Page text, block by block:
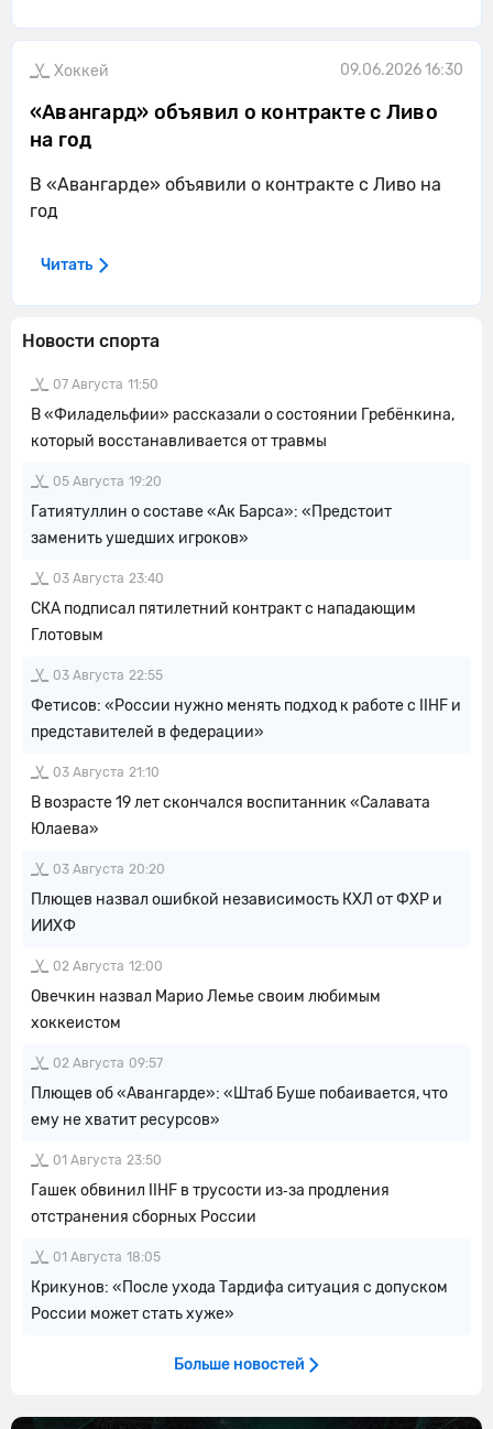
Новости спорта
07 Августа 11:50
В «Филадельфии» рассказали о состоянии Гребёнкина,
который восстанавливается от травмы
05 Августа 19:20
Гатиятуллин о составе «Ак Барса»: «Предстоит
заменить ушедших игроков»
03 Августа 23:40
СКА подписал пятилетний контракт с нападающим
Глотовым
03 Августа 22:55
Фетисов: «России нужно менять подход к работе с IIHF и
представителей в федерации»
03 Августа 21:10
В возрасте 19 лет скончался воспитанник «Салавата
Юлаева»
03 Августа 20:20
Плющев назвал ошибкой независимость КХЛ от ФХР и
ИИХФ
02 Августа 12:00
Овечкин назвал Марио Лемье своим любимым
хоккеистом
02 Августа 09:57
Плющев об «Авангарде»: «Штаб Буше побаивается, что
ему не хватит ресурсов»
01 Августа 23:50
Гашек обвинил IIHF в трусости из‑за продления
отстранения сборных России
01 Августа 18:05
Крикунов: «После ухода Тардифа ситуация с допуском
России может стать хуже»
Больше новостей
Хоккей 09.06.2026 16:30
«Авангард» объявил о контракте с Ливо
на год
В «Авангарде» объявили о контракте с Ливо на
год
Читать